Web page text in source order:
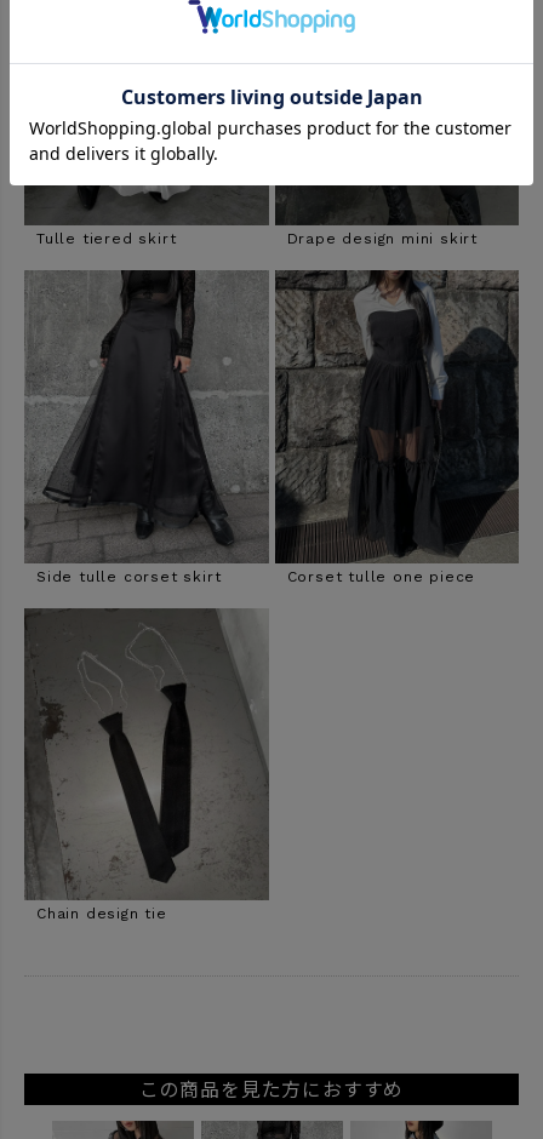
Tulle tiered skirt Drape design mini skirt
Side tulle corset skirt Corset tulle one piece
Chain design tie
この商品を見た方におすすめ